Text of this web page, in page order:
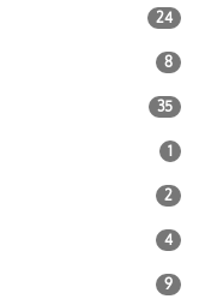
24
8
35
1
2
4
9